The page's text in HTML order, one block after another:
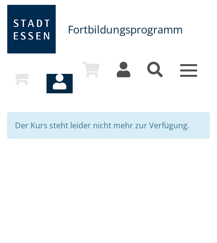
Fortbildungsprogramm
Toggle
Der Kurs steht leider nicht mehr zur Verfügung.